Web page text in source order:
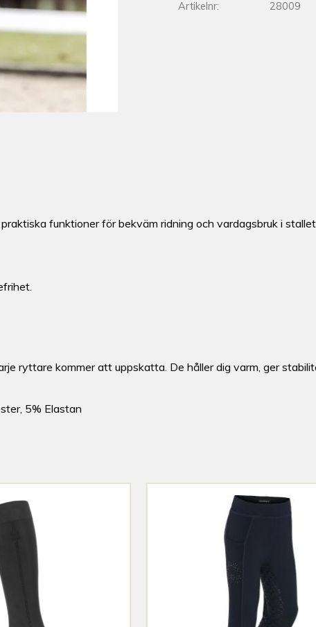
Artikelnr 28009
funktioner för bekväm ridning och vardagsbruk i
ryttare kommer att uppskatta. De håller dig varm, ger
5% Elastan